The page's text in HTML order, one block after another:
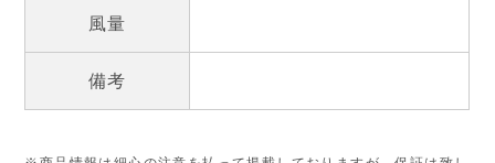
風量
備考